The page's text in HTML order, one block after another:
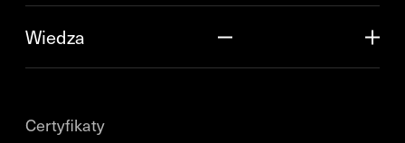
Wiedza
Certyfikaty